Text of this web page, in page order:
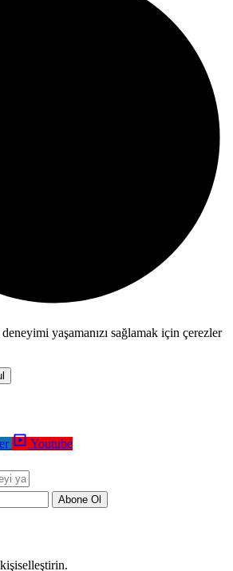
yaşamanızı sağlamak için çerezler
Youtube
Abone Ol